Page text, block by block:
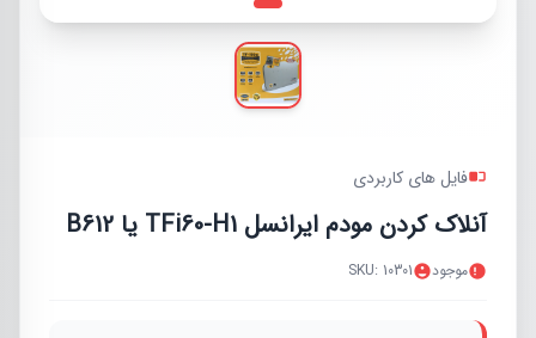
فایل های کاربردی
آنلاک کردن مودم ایرانسل TFi60-H1 یا B612
موجود SKU: 10301